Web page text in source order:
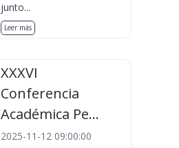
junto...
Leer más
XXXVI
Conferencia
Académica Pe...
2025-11-12 09:00:00